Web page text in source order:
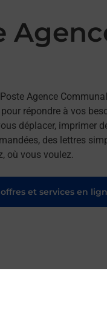
Agence
pour répondre à vos
déplacer, imprimer
des lettres
où vous voulez.
et services en